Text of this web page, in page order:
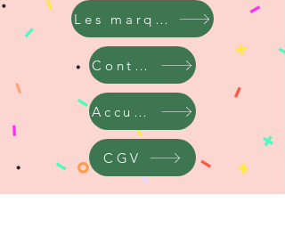
Les marques
Contact
Accueil
CGV